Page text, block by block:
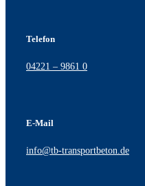
Telefon
04221 – 9861 0
E-Mail
info@tb-transportbeton.de